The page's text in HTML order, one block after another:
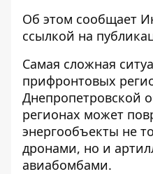
Об этом сообщает
ссылкой на
Самая сложная
прифронтовых
Днепропетровской
регионах может
энергообъекты не
дронами, но и
авиабомбами.